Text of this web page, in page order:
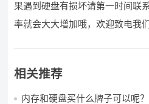
果遇到硬盘有损坏请第一时间联
率就会大大增加哦，欢迎致电我们
相关推荐
内存和硬盘买什么牌子可以呢？